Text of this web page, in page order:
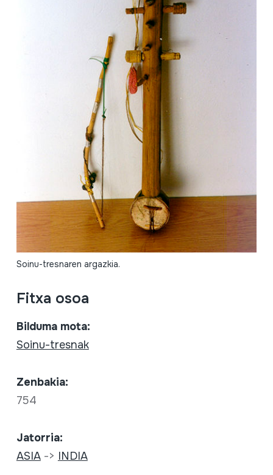
Soinu-tresnaren argazkia.
Fitxa osoa
Bilduma mota:
Soinu-tresnak
Zenbakia:
754
Jatorria:
ASIA-> INDIA